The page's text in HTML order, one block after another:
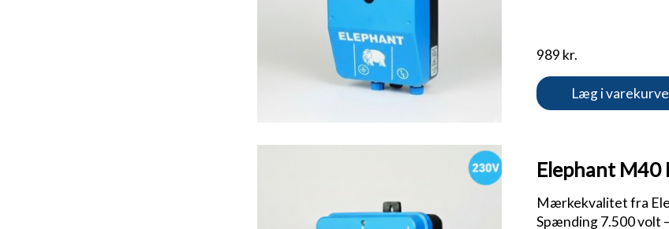
989 kr.
Læg i
Elephant M40
Mærkekvalitet fra
Spænding 7.500 volt